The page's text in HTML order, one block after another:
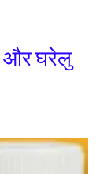
और घरेलु